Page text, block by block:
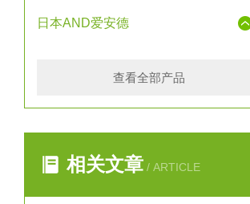
日本AND爱安德
查看全部产品
相关文章 / ARTICLE